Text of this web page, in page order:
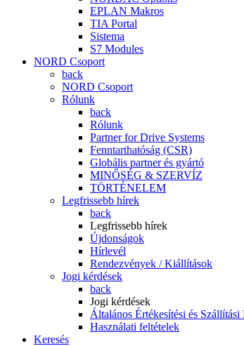
EPLAN Makros
TIA Portal
Sistema
S7 Modules
NORD Csoport
back
NORD Csoport
Rólunk
back
Rólunk
Partner for Drive Systems
Fenntarthatóság (CSR)
Globális partner és gyártó
MINŐSÉG & SZERVÍZ
TÖRTÉNELEM
Legfrissebb hírek
back
Legfrissebb hírek
Újdonságok
Hírlevél
Rendezvények / Kiállítások
Jogi kérdések
back
Jogi kérdések
Általános Értékesítési és Szállítási
Használati feltételek
Keresés